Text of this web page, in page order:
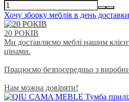
Хочу зборку меблів в день
20 РОКІВ
Ми доставляємо меблі нашим
цінами.
Працюємо безпосередньо з
Нам можна довіряти!